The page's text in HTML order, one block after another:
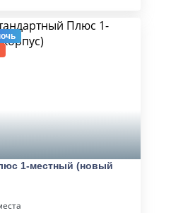
1-местный (новый